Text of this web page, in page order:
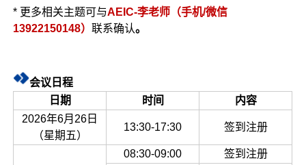
* 更多相关主题可与AEIC-李老师（手机/微信
13922150148）联系确认。
会议日程
日期
时间
内容
2026年6月26日
（星期五）
13:30-17:30 签到注册
08:30-09:00
签到注册